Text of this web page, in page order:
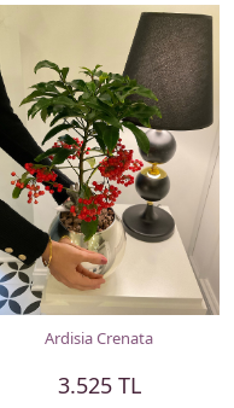
Ardisia Crenata
3.525 TL